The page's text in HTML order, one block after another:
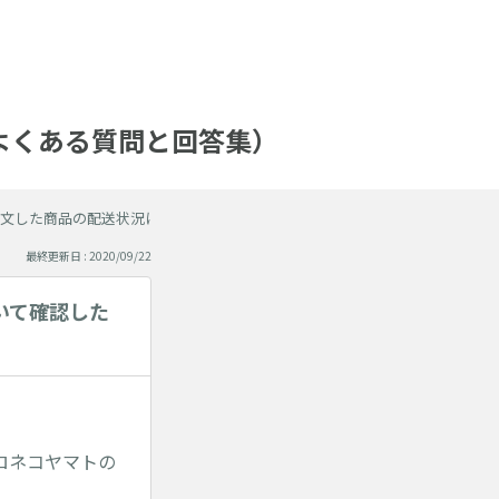
ある質問と回答集）
た商品の配送状況について確認したい。
最終更新日 : 2020/09/22
て確認した
ネコヤマトの